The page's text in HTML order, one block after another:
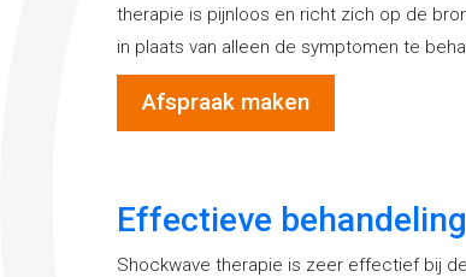
therapie is pijnloos en richt zich op de
in plaats van alleen de symptomen te
Afspraak maken
Effectieve
Shockwave therapie is zeer effectief bij